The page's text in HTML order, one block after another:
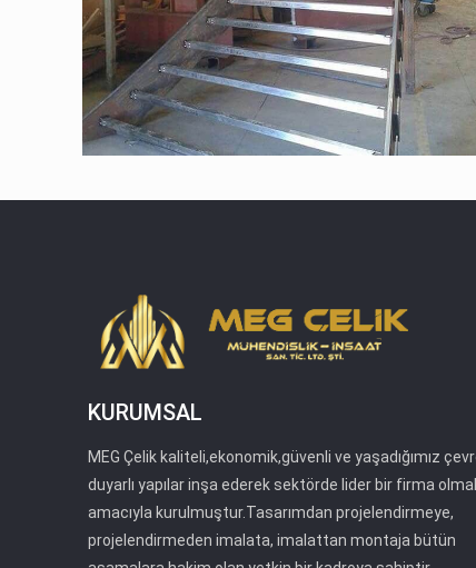
KURUMSAL
MEG Çelik kaliteli,ekonomik,güvenli ve yaşadığımız
duyarlı yapılar inşa ederek sektörde lider bir firma
amacıyla kurulmuştur.Tasarımdan projelendirmeye,
projelendirmeden imalata, imalattan montaja bütün